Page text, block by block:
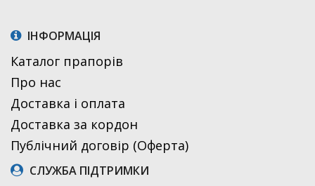
ІНФОРМАЦІЯ
Каталог прапорів
Про нас
Доставка і оплата
Доставка за кордон
Публічний договір (Оферта)
СЛУЖБА ПІДТРИМКИ